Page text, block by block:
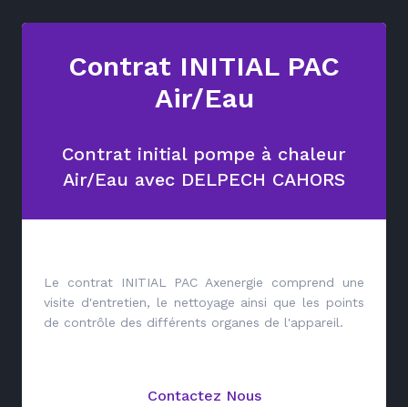
Contrat INITIAL PAC
Air/Eau
Contrat initial pompe à chaleur
Air/Eau avec DELPECH CAHORS
Le contrat INITIAL PAC Axenergie comprend une
visite d'entretien, le nettoyage ainsi que les points
de contrôle des différents organes de l'appareil.
Contactez Nous